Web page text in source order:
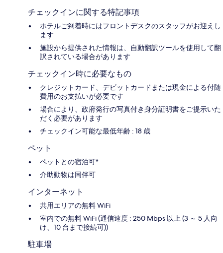
チェックインに関する特記事項
ホテルご到着時にはフロントデスクのスタッフがお迎えし
ます
施設から提供された情報は、自動翻訳ツールを使用して翻
訳されている場合があります
チェックイン時に必要なもの
クレジットカード、デビットカードまたは現金による付随
費用のお支払いが必要です
場合により、政府発行の写真付き身分証明書をご提示いた
だく必要があります
チェックイン可能な最低年齢 : 18 歳
ペット
ペットとの宿泊可*
介助動物は同伴可
インターネット
共用エリアの無料 WiFi
室内での無料 WiFi (通信速度 : 250 Mbps 以上 (3 ～ 5 人向
け、10 台まで接続可))
駐車場